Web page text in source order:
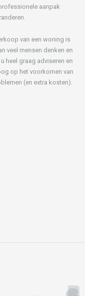
aanpak
van een woning is
veel mensen denken en
heel graag adviseren en
op het voorkomen van
(en extra kosten).